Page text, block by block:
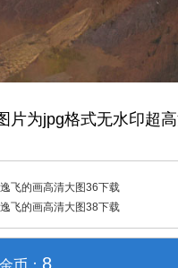
片为jpg格式无水印超
飞的画高清大图36下载
飞的画高清大图38下载
币： 8